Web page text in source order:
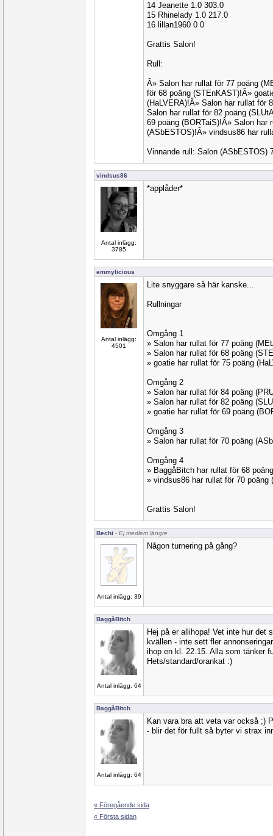
14 Jeanette 1.0 303.0
15 Rhinelady 1.0 217.0
16 lillan1960 0 0
Grattis Salon!
Rull:
Â» Salon har rullat för 77 poäng
för 68 poäng (STEnKAST)!Â»
(HaLVERA)!Â» Salon har rullat för
Salon har rullat för 82 poäng
69 poäng (BORTaiS)!Â» Salon har
(ASbESTOS)!Â» vindsus86 har
Vinnande rull: Salon (ASbESTOS)
vindsus86
Antal inlägg:
3785
*applåder*
emmylicious
Antal inlägg:
4501
Lite snyggare så här kanske...
Rullningar
Omgång 1
» Salon har rullat för 77 poäng
» Salon har rullat för 68 poäng
» goatie har rullat för 75 poäng
Omgång 2
» Salon har rullat för 84 poäng
» Salon har rullat för 82 poäng
» goatie har rullat för 69 poäng
Omgång 3
» Salon har rullat för 70 poäng
Omgång 4
» BaggåBitch har rullat för 68
» vindsus86 har rullat för 70 poäng
Grattis Salon!
Bechi - Ej medlem längre
Antal inlägg: 39
Någon turnering på gång?
BaggåBitch
Antal inlägg: 64
Hej på er allihopa! Vet inte hur det
kvällen - inte sett fler
ihop en kl. 22.15. Alla som tänker
Hets/standard/orankat :)
BaggåBitch
Antal inlägg: 64
Kan vara bra att veta var också ;)
- blir det för fullt så byter vi strax
« Föregående sida
« Första sidan